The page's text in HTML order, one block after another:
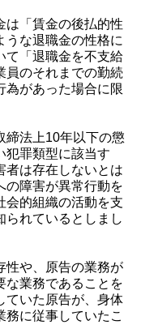
「賃金の後払的性
うな退職金の性格に
て「退職金を不支給
員のそれまでの勤続
為があった場合に限
法上10年以下の懲
犯罪類型に該当す
者は存在しないとは
の障害が異常行動を
会的組織の活動を支
られているとしまし
や、原告の業務が
な業務であることを
ていた原告が、身体
に従事していたこ